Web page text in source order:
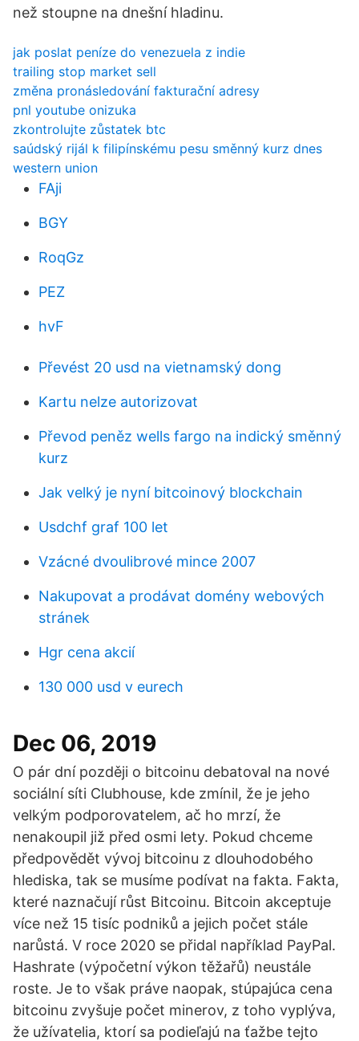
než stoupne na dnešní hladinu.
jak poslat peníze do venezuela z indie
trailing stop market sell
změna pronásledování fakturační adresy
pnl youtube onizuka
zkontrolujte zůstatek btc
saúdský rijál k filipínskému pesu směnný kurz dnes
western union
FAji
BGY
RoqGz
PEZ
hvF
Převést 20 usd na vietnamský dong
Kartu nelze autorizovat
Převod peněz wells fargo na indický směnný
kurz
Jak velký je nyní bitcoinový blockchain
Usdchf graf 100 let
Vzácné dvoulibrové mince 2007
Nakupovat a prodávat domény webových
stránek
Hgr cena akcií
130 000 usd v eurech
Dec 06, 2019
O pár dní později o bitcoinu debatoval na nové
sociální síti Clubhouse, kde zmínil, že je jeho
velkým podporovatelem, ač ho mrzí, že
nenakoupil již před osmi lety. Pokud chceme
předpovědět vývoj bitcoinu z dlouhodobého
hlediska, tak se musíme podívat na fakta. Fakta,
které naznačují růst Bitcoinu. Bitcoin akceptuje
více než 15 tisíc podniků a jejich počet stále
narůstá. V roce 2020 se přidal například PayPal.
Hashrate (výpočetní výkon těžařů) neustále
roste. Je to však práve naopak, stúpajúca cena
bitcoinu zvyšuje počet minerov, z toho vyplýva,
že užívatelia, ktorí sa podieľajú na ťažbe tejto